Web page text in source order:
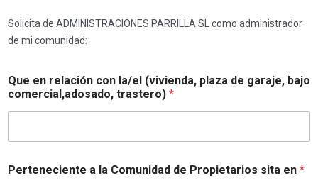
Solicita de ADMINISTRACIONES PARRILLA SL como administrador
de mi comunidad:
Que en relación con la/el (vivienda, plaza de garaje, bajo
comercial,adosado, trastero) *
Perteneciente a la Comunidad de Propietarios sita en *